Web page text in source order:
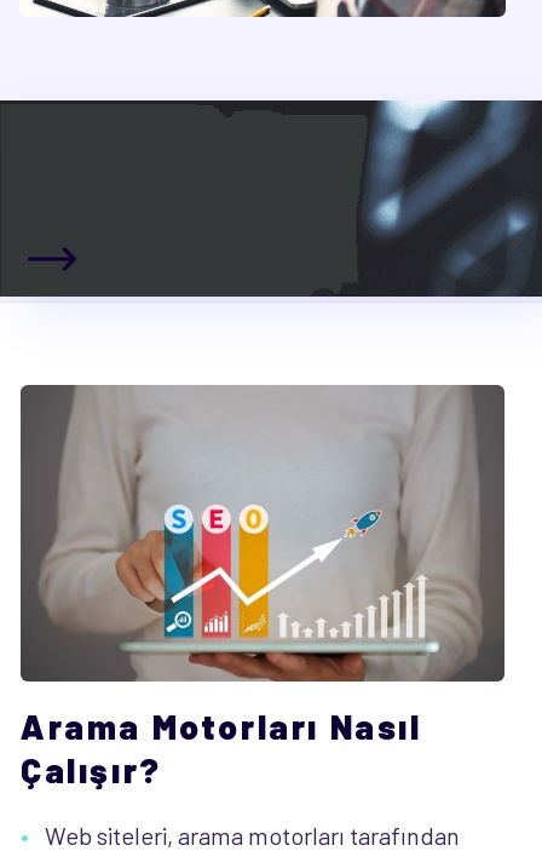
Bizimle İletişime Geçin,İşinizi
Arama Motorları Nasıl
Çalışır?
Web siteleri, arama motorları tarafından